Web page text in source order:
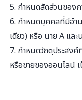
5. กำหนดสัดส่วนของ
6. กำหนดบุคคลที่มีอำ
เดียว) หรือ นาย A แ
7. กำหนดวัถตุประสงค์
หรือขายของออนไลน์